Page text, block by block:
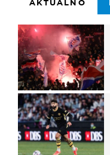
AKTUALNO